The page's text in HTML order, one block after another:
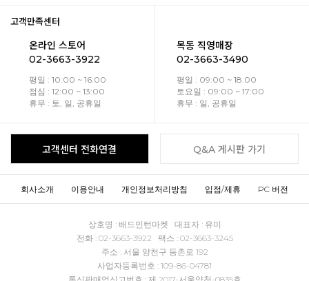
고객만족센터
온라인 스토어
02-3663-3922
평일 : 10:00 ~ 16:00
점심 : 12:00 ~ 13:00
휴무 : 토, 일, 공휴일
목동 직영매장
02-3663-3490
평일 : 09:00 ~ 18:00
토요일 : 09:00 ~ 17:00
휴무 : 일, 공휴일
고객센터 전화연결 Q&A 게시판 가기
회사소개 이용안내 개인정보처리방침 입점/제휴 PC 버전
상호명 : 배드민턴마켓 대표자 : 유미
전화 : 02-3663-3922 팩스 : 02-3663-3245
주소 : 서울 양천구 등촌로 192
사업자등록번호 : 109-86-04781